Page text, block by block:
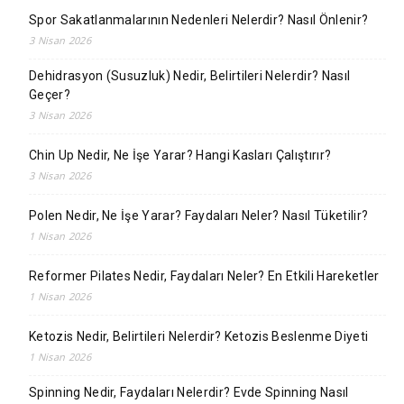
Spor Sakatlanmalarının Nedenleri Nelerdir? Nasıl Önlenir?
3 Nisan 2026
Dehidrasyon (Susuzluk) Nedir, Belirtileri Nelerdir? Nasıl
Geçer?
3 Nisan 2026
Chin Up Nedir, Ne İşe Yarar? Hangi Kasları Çalıştırır?
3 Nisan 2026
Polen Nedir, Ne İşe Yarar? Faydaları Neler? Nasıl Tüketilir?
1 Nisan 2026
Reformer Pilates Nedir, Faydaları Neler? En Etkili Hareketler
1 Nisan 2026
Ketozis Nedir, Belirtileri Nelerdir? Ketozis Beslenme Diyeti
1 Nisan 2026
Spinning Nedir, Faydaları Nelerdir? Evde Spinning Nasıl